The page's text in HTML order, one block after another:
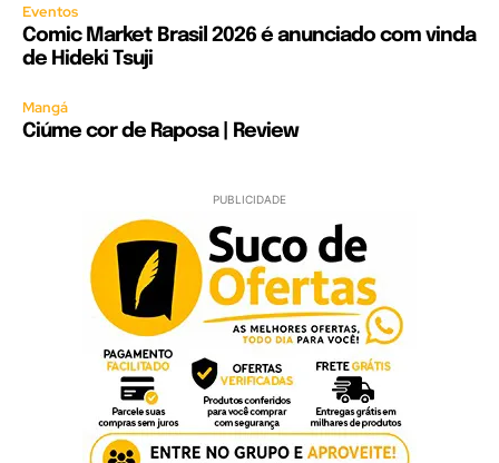
Eventos
Comic Market Brasil 2026 é anunciado com vinda
de Hideki Tsuji
Mangá
Ciúme cor de Raposa | Review
PUBLICIDADE